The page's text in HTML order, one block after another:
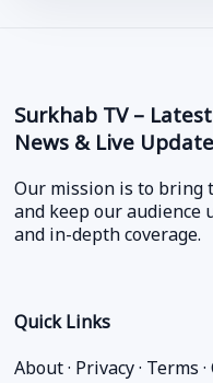
Surkhab TV –
News & Live
Our mission is to bring
and keep our audience
and in-depth coverage.
Quick Links
About· Privacy· Terms ·